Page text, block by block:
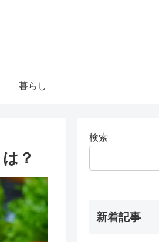
暮らし
？
検索
新着記事